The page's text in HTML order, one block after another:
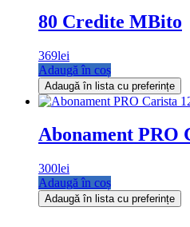
80 Credite MBito
369lei
Adaugă în coș
Adaugă în lista cu preferințe
Abonament PRO
300lei
Adaugă în coș
Adaugă în lista cu preferințe